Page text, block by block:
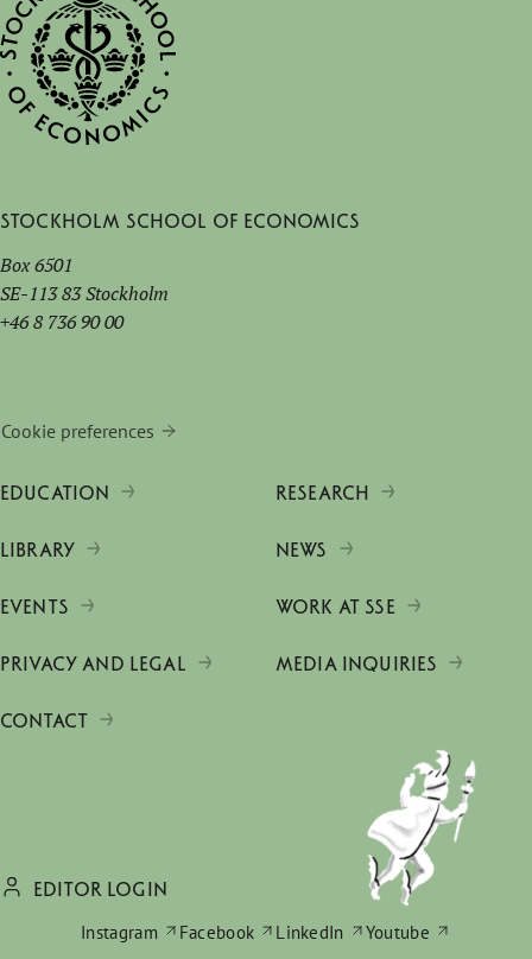
Stockholm School of Economics
Box 6501
SE-113 83 Stockholm
+46 8 736 90 00
Cookie preferences
EDUCATION RESEARCH
LIBRARY NEWS
EVENTS WORK AT SSE
PRIVACY AND LEGAL MEDIA INQUIRIES
CONTACT
EDITOR LOGIN
Instagram
Facebook LinkedIn Youtube